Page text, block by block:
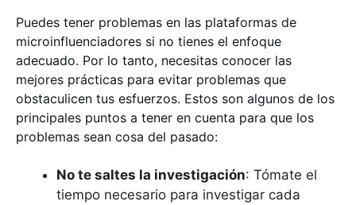
Puedes tener problemas en las plataformas de
microinfluenciadores si no tienes el enfoque
adecuado. Por lo tanto, necesitas conocer las
mejores prácticas para evitar problemas que
obstaculicen tus esfuerzos. Estos son algunos de los
principales puntos a tener en cuenta para que los
problemas sean cosa del pasado:
No te saltes la investigación: Tómate el
tiempo necesario para investigar cada